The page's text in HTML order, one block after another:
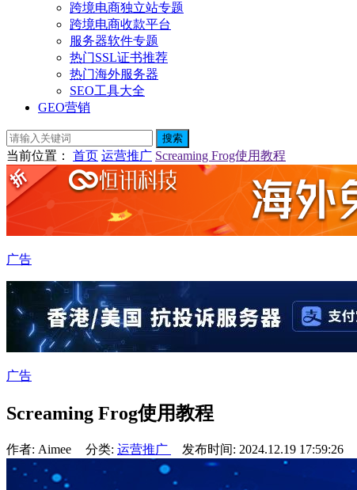
跨境电商独立站专题
跨境电商收款平台
服务器软件专题
热门SSL证书推荐
热门海外服务器
SEO工具大全
GEO营销
搜索
当前位置 ： 首页 运营推广 Screaming Frog使用教程
广告
广告
Screaming Frog使用教程
作者: Aimee 分类: 运营推广 发布时间: 2024.12.19 17:59:26